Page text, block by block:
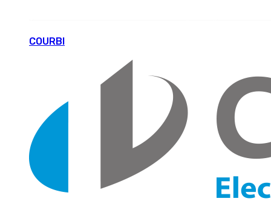
COURBI